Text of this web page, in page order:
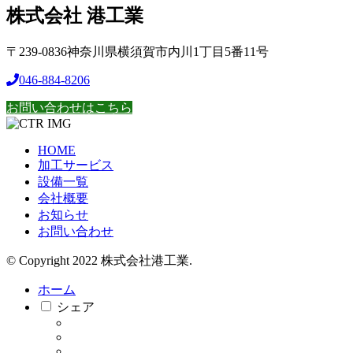
株式会社 港工業
〒239-0836神奈川県横須賀市内川1丁目5番11号
046-884-8206
お問い合わせはこちら
HOME
加工サービス
設備一覧
会社概要
お知らせ
お問い合わせ
© Copyright 2022 株式会社港工業.
ホーム
シェア